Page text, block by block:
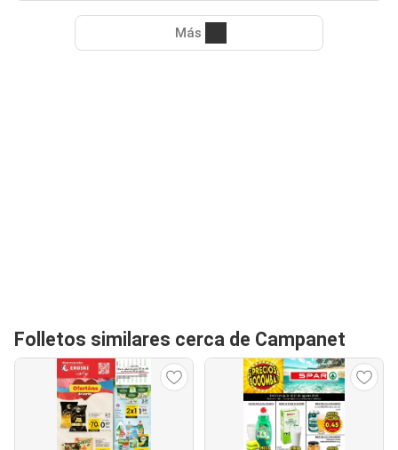
Más
Folletos similares cerca de Campanet